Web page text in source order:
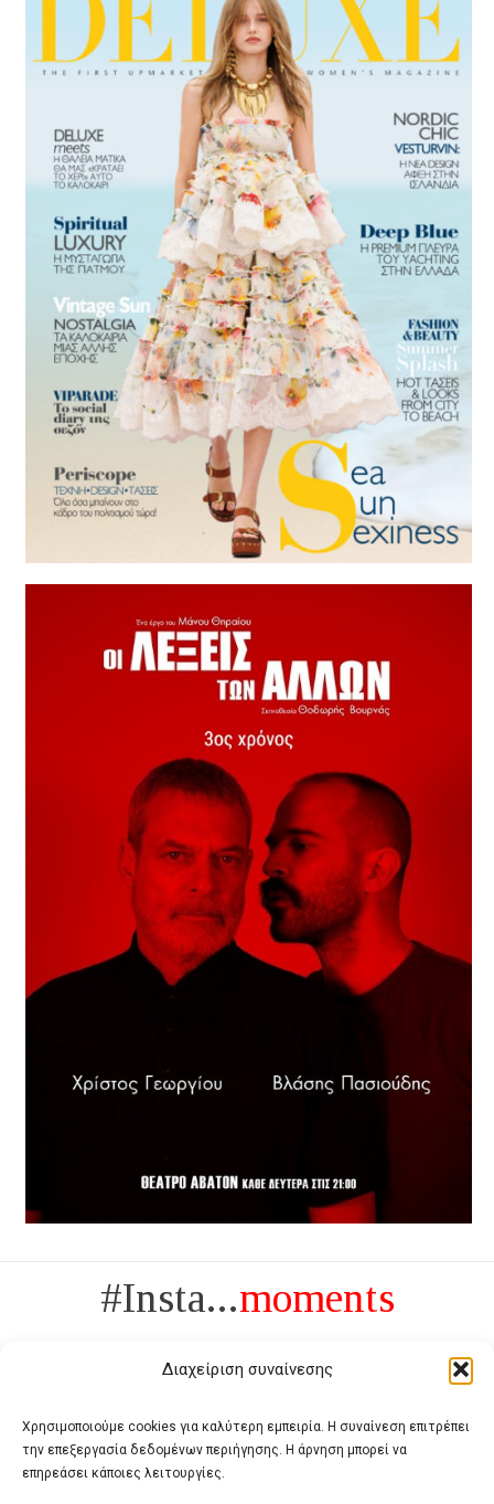
Διαχείριση συναίνεσης
Χρησιμοποιούμε cookies για καλύτερη εμπειρία. Η συναίνεση επιτρέπει
την επεξεργασία δεδομένων περιήγησης. Η άρνηση μπορεί να
επηρεάσει κάποιες λειτουργίες.
#Insta...moments
Πολυτέλεια δεν είναι το αντίθετο της ανέχειας, είναι το αντίθετο της